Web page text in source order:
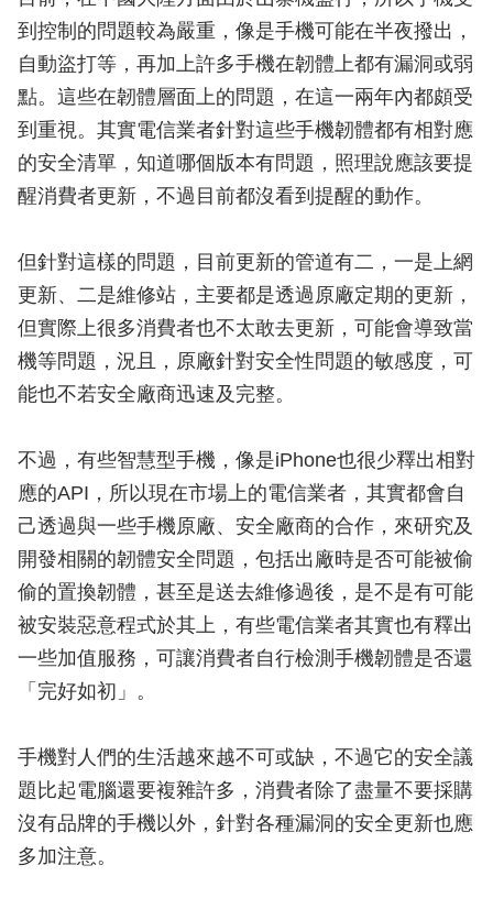
到控制的問題較為嚴重，像是手機可能在半夜撥出，
自動盜打等，再加上許多手機在韌體上都有漏洞或弱
點。這些在韌體層面上的問題，在這一兩年內都頗受
到重視。其實電信業者針對這些手機韌體都有相對應
的安全清單，知道哪個版本有問題，照理說應該要提
醒消費者更新，不過目前都沒看到提醒的動作。
但針對這樣的問題，目前更新的管道有二，一是上網
更新、二是維修站，主要都是透過原廠定期的更新，
但實際上很多消費者也不太敢去更新，可能會導致當
機等問題，況且，原廠針對安全性問題的敏感度，可
能也不若安全廠商迅速及完整。
不過，有些智慧型手機，像是iPhone也很少釋出相對
應的API，所以現在市場上的電信業者，其實都會自
己透過與一些手機原廠、安全廠商的合作，來研究及
開發相關的韌體安全問題，包括出廠時是否可能被偷
偷的置換韌體，甚至是送去維修過後，是不是有可能
被安裝惡意程式於其上，有些電信業者其實也有釋出
一些加值服務，可讓消費者自行檢測手機韌體是否還
「完好如初」。
手機對人們的生活越來越不可或缺，不過它的安全議
題比起電腦還要複雜許多，消費者除了盡量不要採購
沒有品牌的手機以外，針對各種漏洞的安全更新也應
多加注意。